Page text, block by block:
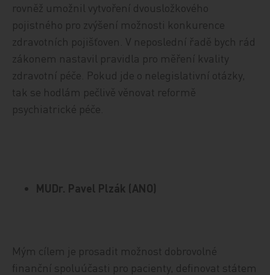
rovněž umožnil vytvoření dvousložkového
pojistného pro zvýšení možnosti konkurence
zdravotních pojišťoven. V neposlední řadě bych rád
zákonem nastavil pravidla pro měření kvality
zdravotní péče. Pokud jde o nelegislativní otázky,
tak se hodlám pečlivě věnovat reformě
psychiatrické péče.
MUDr. Pavel Plzák (ANO)
Mým cílem je prosadit možnost dobrovolné
finanční spoluúčasti pro pacienty, definovat státem